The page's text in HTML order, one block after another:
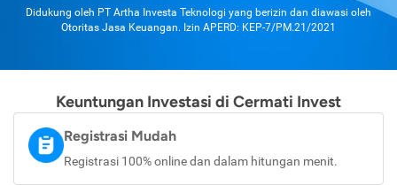
Didukung oleh PT Artha Investa Teknologi yang berizin dan diawasi oleh
Otoritas Jasa Keuangan. Izin APERD: KEP-7/PM.21/2021
Keuntungan Investasi di Cermati Invest
Registrasi Mudah
Registrasi 100% online dan dalam hitungan menit.